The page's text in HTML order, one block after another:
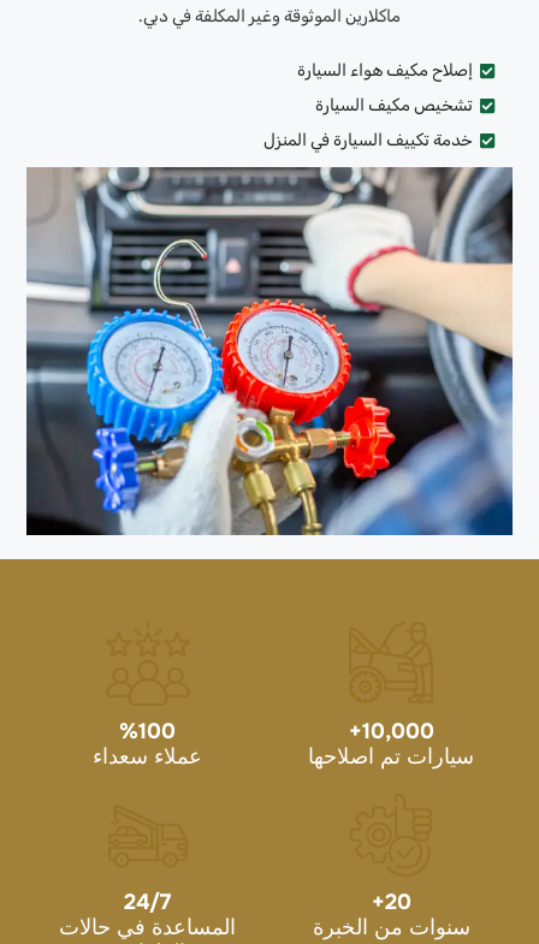
ماكلارين الموثوقة وغير المكلفة في دبي.
إصلاح مكيف هواء السيارة
تشخيص مكيف السيارة
خدمة تكييف السيارة في المنزل
10,000
+
سيارات تم اصلاحها
100
%
عملاء سعداء
20
+
سنوات من الخبرة
24/7
المساعدة في حالات